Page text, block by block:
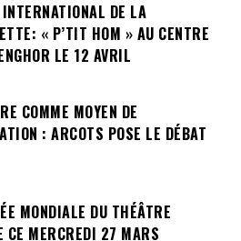
DE LA
« P’TIT HOM » AU CENTRE
LE 12 AVRIL
COMME MOYEN DE
: ARCOTS POSE LE DÉBAT
MONDIALE DU THÉÂTRE
CE MERCREDI 27 MARS